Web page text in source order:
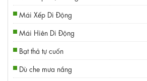
Mái Xếp Di Động
Mái Hiên Di Động
Bạt thả tự cuốn
Dù che mưa nắng